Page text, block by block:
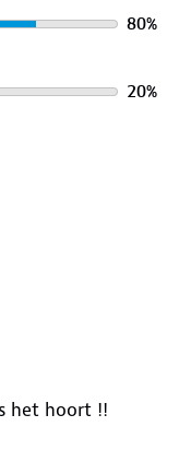
biedt deze
denkbare
80%
20%
als het hoort !!